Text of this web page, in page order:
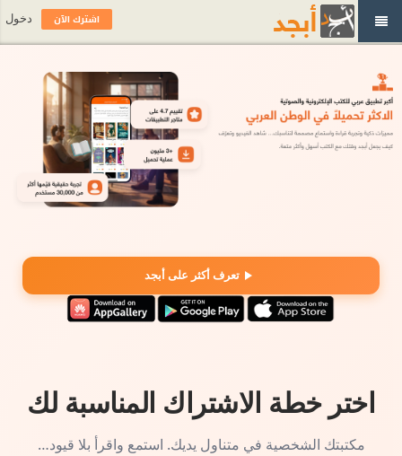
تعرف أكثر على أبجد
اختر خطة الاشتراك المناسبة لك
مكتبتك الشخصية في متناول يديك. استمع واقرأ بلا قيود…
اشترك الآن دخول